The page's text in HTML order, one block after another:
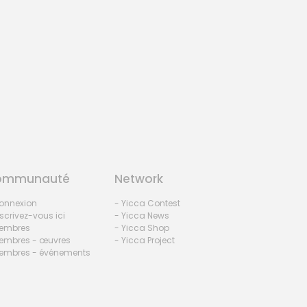
vous ici
- œuvres
- événements
Network
- Yicca Contest
- Yicca News
- Yicca Shop
- Yicca Project